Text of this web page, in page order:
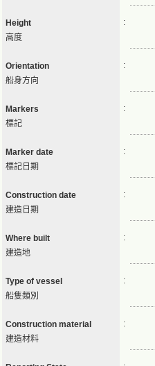
Height
高度
:
Orientation
船身方向
:
Markers
標記
:
Marker date
標記日期
:
Construction date
建造日期
:
Where built
建造地
:
Type of vessel
船隻類別
:
Construction material
建造材料
: